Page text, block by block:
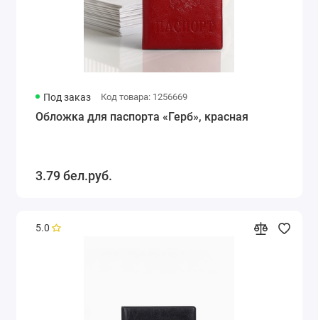
Под заказ Код товара: 1256669
Обложка для паспорта «Герб», красная
3.79 бел.руб.
5.0